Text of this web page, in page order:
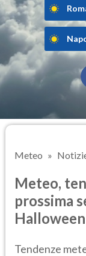
Meteo
Meteo,
prossima
Tendenze